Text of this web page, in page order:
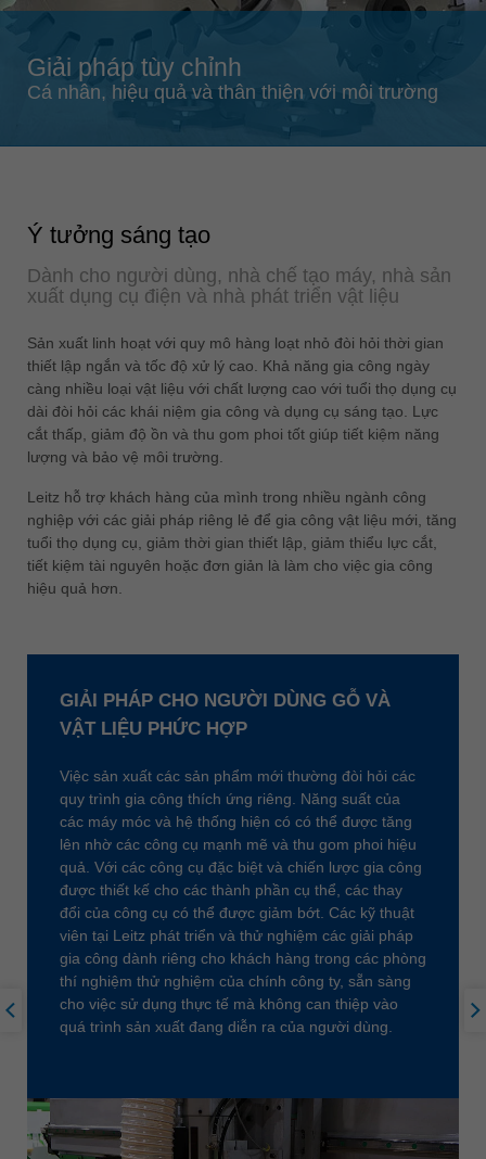
Singapore
Slovenija
Suomi
english
Türkiye
türkçe
USA
english
Việt Nam
tiếng việt
中国
中文
ประเทศไทย
ไทย
Giải pháp tùy chỉnh
Cá nhân, hiệu quả và thân thiện với môi trường
Ý tưởng sáng tạo
Dành cho người dùng, nhà chế tạo máy, nhà sản
xuất dụng cụ điện và nhà phát triển vật liệu
Sản xuất linh hoạt với quy mô hàng loạt nhỏ đòi hỏi thời gian
thiết lập ngắn và tốc độ xử lý cao. Khả năng gia công ngày
càng nhiều loại vật liệu với chất lượng cao với tuổi thọ dụng cụ
dài đòi hỏi các khái niệm gia công và dụng cụ sáng tạo. Lực
cắt thấp, giảm độ ồn và thu gom phoi tốt giúp tiết kiệm năng
lượng và bảo vệ môi trường.
Leitz hỗ trợ khách hàng của mình trong nhiều ngành công
nghiệp với các giải pháp riêng lẻ để gia công vật liệu mới, tăng
tuổi thọ dụng cụ, giảm thời gian thiết lập, giảm thiểu lực cắt,
tiết kiệm tài nguyên hoặc đơn giản là làm cho việc gia công
hiệu quả hơn.
GIẢI PHÁP CHO NGƯỜI DÙNG GỖ VÀ
VẬT LIỆU PHỨC HỢP
Việc sản xuất các sản phẩm mới thường đòi hỏi các
quy trình gia công thích ứng riêng. Năng suất của
các máy móc và hệ thống hiện có có thể được tăng
lên nhờ các công cụ mạnh mẽ và thu gom phoi hiệu
quả. Với các công cụ đặc biệt và chiến lược gia công
được thiết kế cho các thành phần cụ thể, các thay
đổi của công cụ có thể được giảm bớt. Các kỹ thuật
viên tại Leitz phát triển và thử nghiệm các giải pháp
gia công dành riêng cho khách hàng trong các phòng
thí nghiệm thử nghiệm của chính công ty, sẵn sàng
cho việc sử dụng thực tế mà không can thiệp vào
quá trình sản xuất đang diễn ra của người dùng.